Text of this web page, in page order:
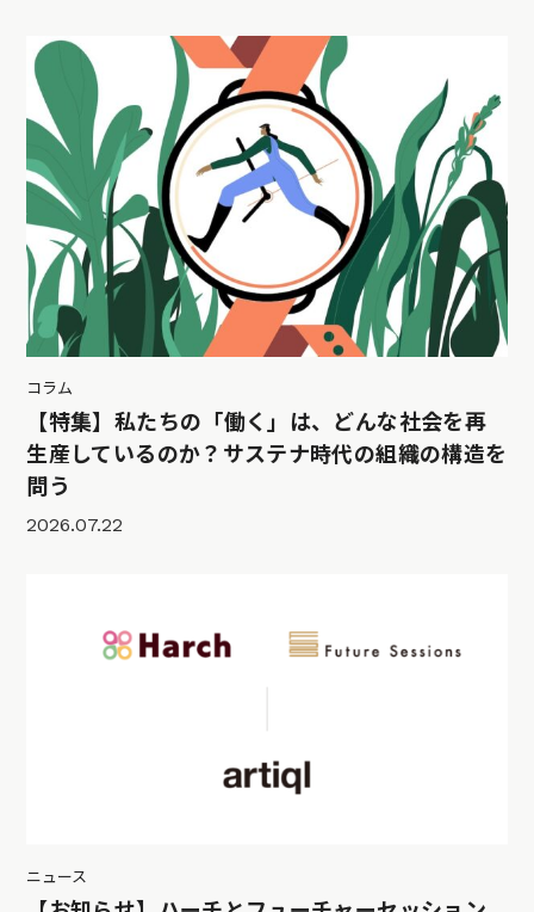
コラム
【特集】私たちの「働く」は、どんな社会を再
生産しているのか？サステナ時代の組織の構造を
問う
2026.07.22
ニュース